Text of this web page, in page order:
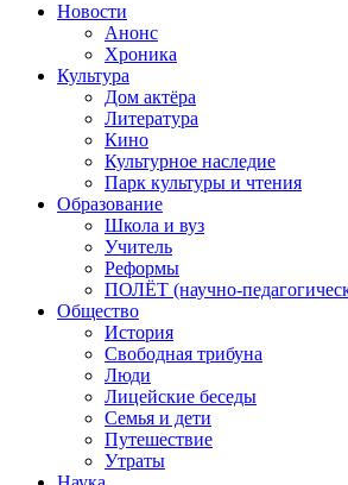
Новости
Анонс
Хроника
Культура
Дом актёра
Литература
Кино
Культурное наследие
Парк культуры и чтения
Образование
Школа и вуз
Учитель
Реформы
ПОЛЁТ (научно-
Общество
История
Свободная трибуна
Люди
Лицейские беседы
Семья и дети
Путешествие
Утраты